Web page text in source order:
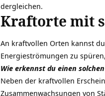
dergleichen.
Kraftorte mit
An kraftvollen Orten kannst
Energieströmungen zu
Wie erkennst du einen
Neben der kraftvollen
Zusammenwachsungen von